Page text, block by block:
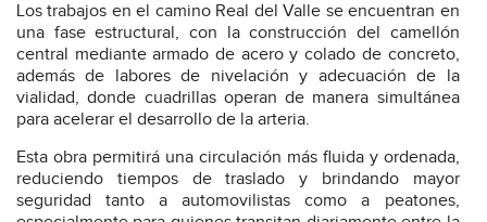
Los trabajos en el camino Real del Valle se encuentran en
una fase estructural, con la construcción del camellón
central mediante armado de acero y colado de concreto,
además de labores de nivelación y adecuación de la
vialidad, donde cuadrillas operan de manera simultánea
para acelerar el desarrollo de la arteria.
Esta obra permitirá una circulación más fluida y ordenada,
reduciendo tiempos de traslado y brindando mayor
seguridad tanto a automovilistas como a peatones,